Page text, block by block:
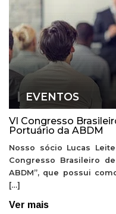
EVENTOS
VI Congresso
Portuário da ABDM
Nosso sócio Lucas
Congresso Brasileiro
ABDM”, que possui
[…]
Ver mais